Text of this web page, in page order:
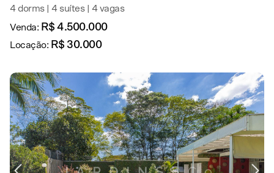
4 dorms | 4 suítes | 4 vagas
Venda: R$ 4.500.000
Locação: R$ 30.000